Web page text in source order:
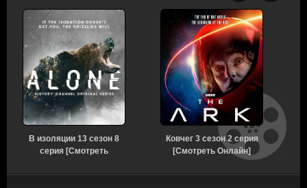
В изоляции 13 сезон 8
серия [Смотреть
Ковчег 3 сезон 2 серия
[Смотреть Онлайн]